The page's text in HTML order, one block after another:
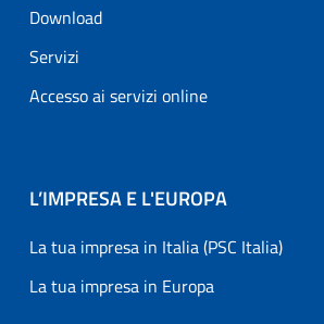
Download
Servizi
Accesso ai servizi online
L’IMPRESA E L'EUROPA
La tua impresa in Italia (PSC Italia)
La tua impresa in Europa